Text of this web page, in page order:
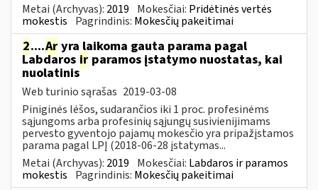
Metai (Archyvas): 2019 Mokesčiai: Pridėtinės vertės
mokestis Pagrindinis: Mokesčių pakeitimai
2....Ar yra laikoma gauta parama pagal
Labdaros ir paramos įstatymo nuostatas, kai
nuolatinis
Web turinio sąrašas 2019-03-08
Piniginės lėšos, sudarančios iki 1 proc. profesinėms
sąjungoms arba profesinių sąjungų susivienijimams
pervesto gyventojo pajamų mokesčio yra pripažįstamos
parama pagal LPĮ (2018-06-28 įstatymas...
Metai (Archyvas): 2019 Mokesčiai: Labdaros ir paramos
mokestis Pagrindinis: Mokesčių pakeitimai